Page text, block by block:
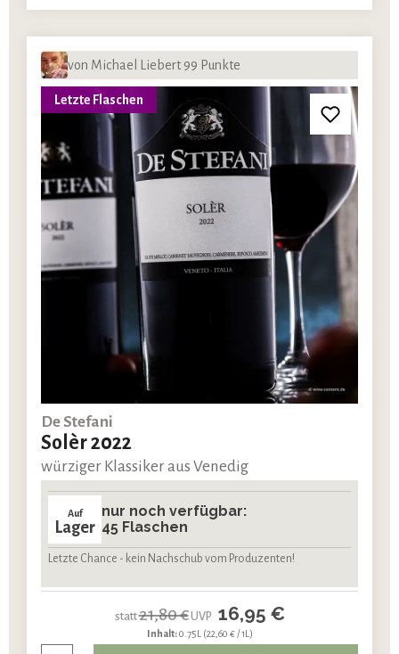
von Michael Liebert 99 Punkte
Letzte Flaschen
De Stefani
Solèr 2022
würziger Klassiker aus Venedig
Auf
Lager
nur noch verfügbar:
45 Flaschen
Letzte Chance - kein Nachschub vom Produzenten!
statt21,80 €UVP 16,95 €
Inhalt:0.75L (22,60 € / 1L)